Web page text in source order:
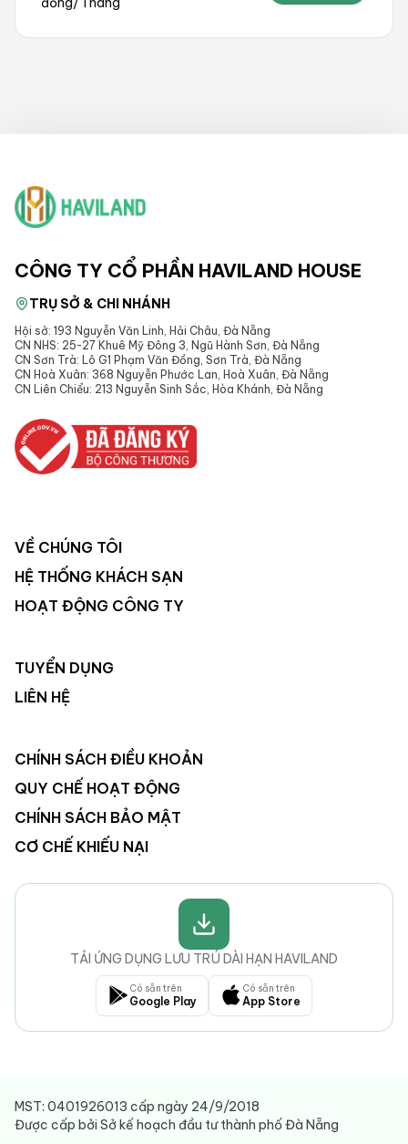
CÔNG TY CỔ PHẦN HAVILAND HOUSE
TRỤ SỞ & CHI NHÁNH
Hội sở: 193 Nguyễn Văn Linh, Hải Châu, Đà Nẵng
CN NHS: 25-27 Khuê Mỹ Đông 3, Ngũ Hành Sơn, Đà Nẵng
CN Sơn Trà: Lô G1 Phạm Văn Đồng, Sơn Trà, Đà Nẵng
CN Hoà Xuân: 368 Nguyễn Phước Lan, Hoà Xuân, Đà Nẵng
CN Liên Chiểu: 213 Nguyễn Sinh Sắc, Hòa Khánh, Đà Nẵng
VỀ CHÚNG TÔI
HỆ THỐNG KHÁCH SẠN
HOẠT ĐỘNG CÔNG TY
TUYỂN DỤNG
LIÊN HỆ
CHÍNH SÁCH ĐIỀU KHOẢN
QUY CHẾ HOẠT ĐỘNG
CHÍNH SÁCH BẢO MẬT
CƠ CHẾ KHIẾU NẠI
TẢI ỨNG DỤNG LƯU TRÚ DÀI HẠN HAVILAND
Có sẵn trên
Google Play
Có sẵn trên
App Store
MST: 0401926013 cấp ngày 24/9/2018
Được cấp bởi Sở kế hoạch đầu tư thành phố Đà Nẵng